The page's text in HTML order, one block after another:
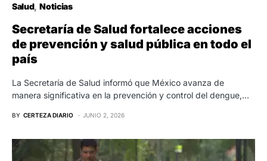
Salud Noticias
Secretaría de Salud fortalece acciones
de prevención y salud pública en todo el
país
La Secretaría de Salud informó que México avanza de
manera significativa en la prevención y control del dengue,…
BY CERTEZA DIARIO JUNIO 2, 2026